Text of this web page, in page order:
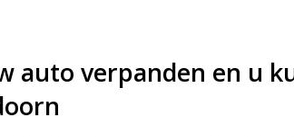
auto verpanden en u